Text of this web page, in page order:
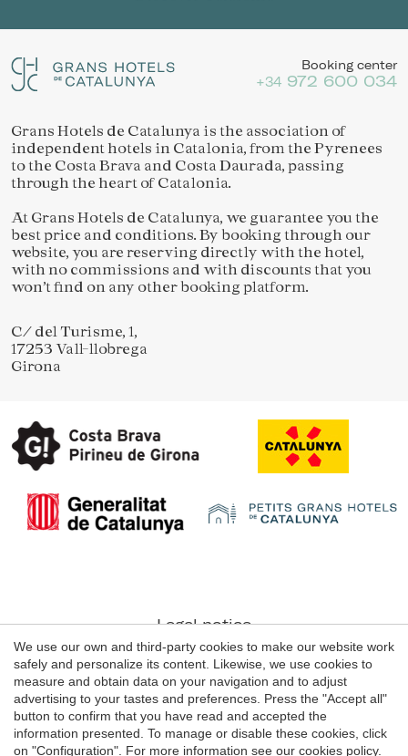
Booking center
+34 972 600 034
Grans Hotels de Catalunya is the association of
independent hotels in Catalonia, from the Pyrenees
to the Costa Brava and Costa Daurada, passing
through the heart of Catalonia.
At Grans Hotels de Catalunya, we guarantee you the
best price and conditions. By booking through our
website, you are reserving directly with the hotel,
with no commissions and with discounts that you
won’t find on any other booking platform.
C/ del Turisme, 1,
17253 Vall-llobrega
Girona
Legal notice
Web use Conditions
Cookie's Policy
© 1998 - 2026
We use our own and third-party cookies to make our website work
safely and personalize its content. Likewise, we use cookies to
measure and obtain data on your navigation and to adjust
advertising to your tastes and preferences. Press the "Accept all"
button to confirm that you have read and accepted the
information presented. To manage or disable these cookies, click
on "Configuration". For more information see our cookies policy.
Save configuration Accept all